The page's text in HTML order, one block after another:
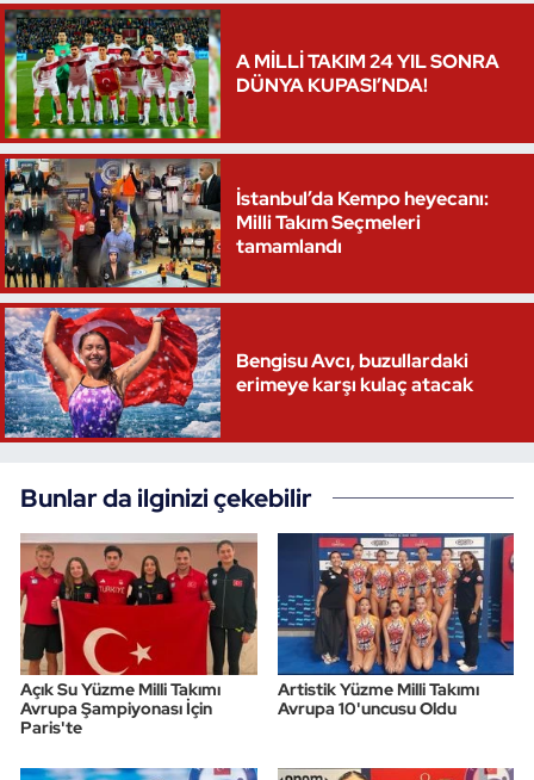
A MİLLİ TAKIM 24 YIL SONRA
DÜNYA KUPASI’NDA!
İstanbul’da Kempo heyecanı:
Milli Takım Seçmeleri
tamamlandı
Bengisu Avcı, buzullardaki
erimeye karşı kulaç atacak
Bunlar da ilginizi çekebilir
Açık Su Yüzme Milli Takımı
Avrupa Şampiyonası İçin
Paris'te
Artistik Yüzme Milli Takımı
Avrupa 10'uncusu Oldu
Oryantiring
Özel Sporcular
Paralimpik
Ragbi
Satranç
Su Topu
Sualtı Sporları
Triatlon
Voleybol
Vücut Geliştirme Fitness
Wushu Kungfu